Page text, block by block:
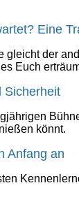
Eine
gleicht der
Euch
Sicherheit
könnt.
Anfang an